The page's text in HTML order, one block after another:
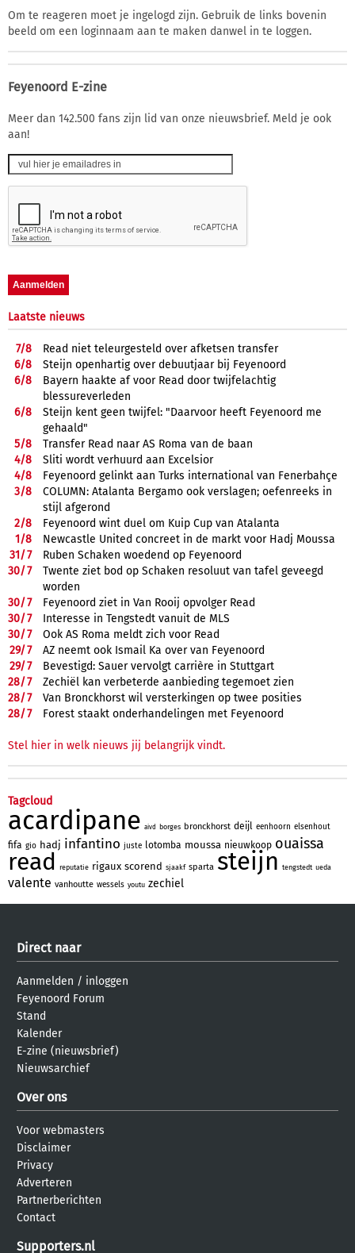
Om te reageren moet je ingelogd zijn. Gebruik de links bovenin
beeld om een loginnaam aan te maken danwel in te loggen.
Feyenoord E-zine
Meer dan 142.500 fans zijn lid van onze nieuwsbrief. Meld je ook
aan!
Laatste nieuws
7/8
Read niet teleurgesteld over afketsen transfer
6/8
Steijn openhartig over debuutjaar bij Feyenoord
6/8
Bayern haakte af voor Read door twijfelachtig
blessureverleden
6/8
Steijn kent geen twijfel: "Daarvoor heeft Feyenoord me
gehaald"
5/8
Transfer Read naar AS Roma van de baan
4/8
Sliti wordt verhuurd aan Excelsior
4/8
Feyenoord gelinkt aan Turks international van Fenerbahçe
3/8
COLUMN: Atalanta Bergamo ook verslagen; oefenreeks in
stijl afgerond
2/8
Feyenoord wint duel om Kuip Cup van Atalanta
1/8
Newcastle United concreet in de markt voor Hadj Moussa
31/7
Ruben Schaken woedend op Feyenoord
30/7
Twente ziet bod op Schaken resoluut van tafel geveegd
worden
30/7
Feyenoord ziet in Van Rooij opvolger Read
30/7
Interesse in Tengstedt vanuit de MLS
30/7
Ook AS Roma meldt zich voor Read
29/7
AZ neemt ook Ismail Ka over van Feyenoord
29/7
Bevestigd: Sauer vervolgt carrière in Stuttgart
28/7
Zechiël kan verbeterde aanbieding tegemoet zien
28/7
Van Bronckhorst wil versterkingen op twee posities
28/7 Forest staakt onderhandelingen met Feyenoord
Stel hier in welk nieuws jij belangrijk vindt.
Tagcloud
acardipane aivd borges bronckhorst deijl eenhoorn elsenhout
fifa gio hadj infantino juste lotomba moussa nieuwkoop ouaissa
read reputatie rigaux scorend sjaakf sparta steijn tengstedt ueda
valente vanhoutte wessels youtu zechiel
Direct naar
Aanmelden / inloggen
Feyenoord Forum
Stand
Kalender
E-zine (nieuwsbrief)
Nieuwsarchief
Over ons
Voor webmasters
Disclaimer
Privacy
Adverteren
Partnerberichten
Contact
Supporters.nl